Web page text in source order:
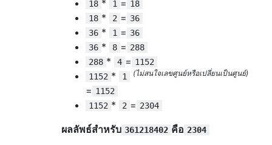
18 * 1 = 18
18 * 2 = 36
36 * 1 = 36
36 * 8 = 288
288 * 4 = 1152
1152 * 1 (ไม่สนใจเลขศูนย์หรือเปลี่ยนเป็นศูนย์)
= 1152
1152 * 2 = 2304
ผลลัพธ์สำหรับ 361218402 คือ 2304